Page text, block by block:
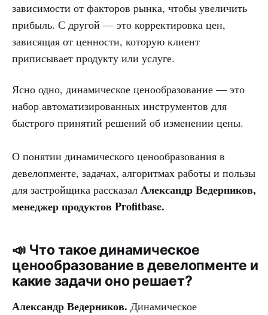
зависимости от факторов рынка, чтобы увеличить
прибыль. С другой — это корректировка цен,
зависящая от ценности, которую клиент
приписывает продукту или услуге.
Ясно одно, динамическое ценообразование — это
набор автоматизированных инструментов для
быстрого принятий решений об изменении цены.
О понятии динамического ценообразования в
девелопменте, задачах, алгоритмах работы и пользы
для застройщика рассказал Александр Ведерников,
менеджер продуктов Profitbase.
📣 Что такое динамическое
ценообразование в девелопменте и
какие задачи оно решает?
Александр Ведерников. Динамическое